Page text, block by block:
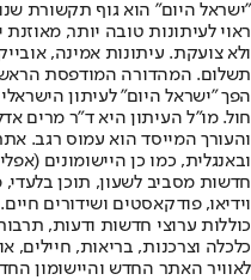
"ישראל היום" הוא גוף תקשורת
ראוי לעיתונות טובה יותר,
ולא צועקת. עיתונות אמינה,
הפך "ישראל היום" לעיתון
חול. מו"ל העיתון היא ד"ר מרים
והעורך המייסד הוא עמוס רגב.
חדשות מסביב לשעון, תוכן בלעדי,
וידיאו, פודקאסטים ושידורים
כוללות ערוצי חדשות ודעות,
לאוויר האתר החדש והיישומון